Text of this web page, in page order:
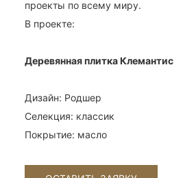
проекты по всему миру.
В проекте:
Деревянная плитка Клемантис
Дизайн: Родшер
Селекция: классик
Покрытие: масло